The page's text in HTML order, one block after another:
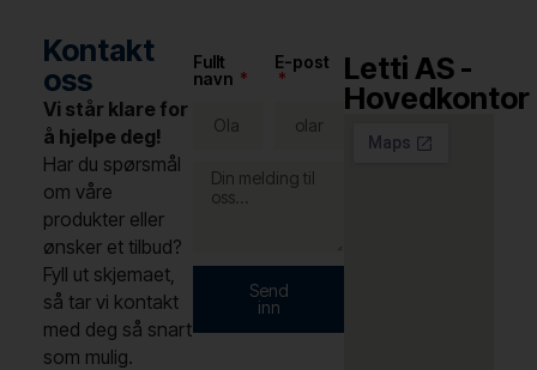
Kontakt
oss
Vi står klare for
å hjelpe deg!
Har du spørsmål
om våre
produkter eller
ønsker et tilbud?
Fyll ut skjemaet,
så tar vi kontakt
med deg så snart
som mulig.
Fullt
navn
E-post
Send
inn
Letti AS -
Hovedkontor